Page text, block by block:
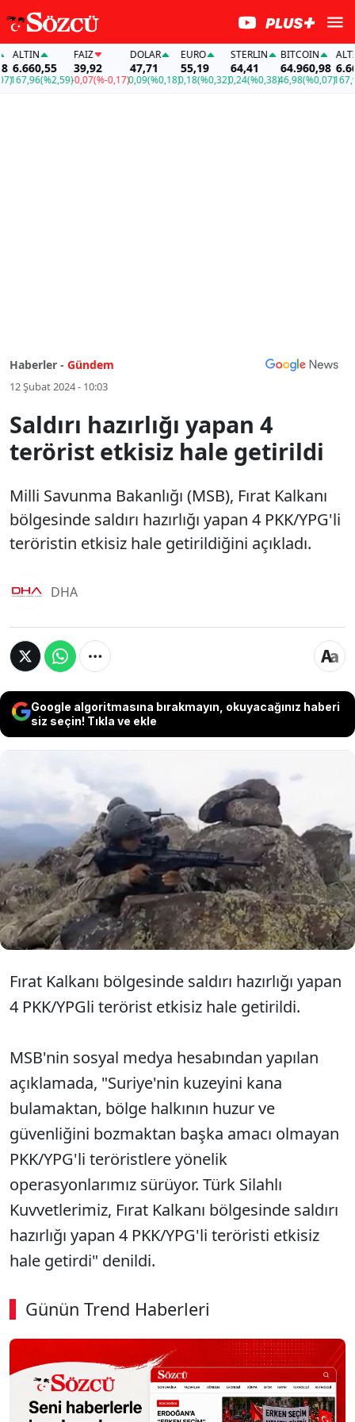
ALTIN
6.660,55
(%2,59)
FAİZ
39,92
-0,07(%-0,17)
DOLAR
47,71
0,09(%0,18)
EURO
55,19
0,18(%0,32)
STERLIN
64,41
0,24(%0,38)
BITCOIN
64.960,98
46,98(%0,07)
ALTIN
167,96
Haberler - Gündem
12 Şubat 2024 - 10:03
Saldırı hazırlığı yapan 4
terörist etkisiz hale getirildi
Milli Savunma Bakanlığı (MSB), Fırat Kalkanı
bölgesinde saldırı hazırlığı yapan 4 PKK/YPG'li
teröristin etkisiz hale getirildiğini açıkladı.
DHA
Google algoritmasına bırakmayın, okuyacağınız haberi
siz seçin! Tıkla ve ekle
Milli Savunma Bakanlığı (MSB), Fırat
Kalkanı bölgesinde saldırı hazırlığı yapan
4 PKK/YPG'li teröristin etkisiz hale
getirildiğini açıkladı.
Fırat Kalkanı bölgesinde saldırı hazırlığı yapan
4 PKK/YPGli terörist etkisiz hale getirildi.
MSB'nin sosyal medya hesabından yapılan
açıklamada, "Suriye'nin kuzeyini kana
bulamaktan, bölge halkının huzur ve
güvenliğini bozmaktan başka amacı olmayan
PKK/YPG'li teröristlere yönelik
operasyonlarımız sürüyor. Türk Silahlı
Kuvvetlerimiz, Fırat Kalkanı bölgesinde saldırı
hazırlığı yapan 4 PKK/YPG'li teröristi etkisiz
hale getirdi" denildi.
Günün Trend Haberleri